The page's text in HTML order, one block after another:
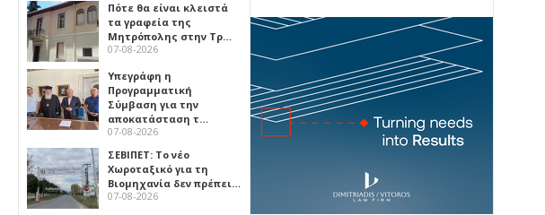
Πότε θα είναι κλειστά
τα γραφεία της
Μητρόπολης στην Τρ…
07-08-2026
Υπεγράφη η
Προγραμματική
Σύμβαση για την
αποκατάσταση τ…
07-08-2026
ΣΕΒΙΠΕΤ: Το νέο
Χωροταξικό για τη
Βιομηχανία δεν πρέπει…
07-08-2026